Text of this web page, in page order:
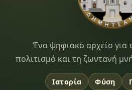
Dimitsana.gr
Ένα ψηφιακό αρχείο για
πολιτισμό και τη ζωντανή
Ιστορία Φύση